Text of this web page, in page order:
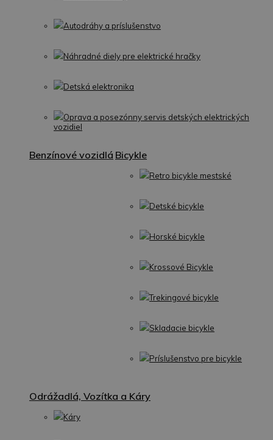
Autodráhy a príslušenstvo
Náhradné diely pre elektrické hračky
Detská elektronika
Oprava a posezónny servis detských elektrických
vozidiel
Benzínové vozidlá Bicykle
Retro bicykle mestské
Detské bicykle
Horské bicykle
Krossové Bicykle
Trekingové bicykle
Skladacie bicykle
Príslušenstvo pre bicykle
Odrážadlá, Vozítka a Káry
Káry